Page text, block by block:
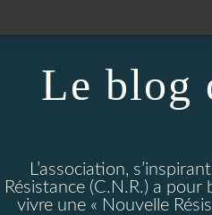
Le blog
L’association,
Résistance (C.N.R.) a
vivre une « Nouvelle